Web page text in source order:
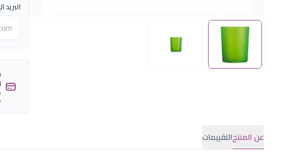
البريد
عن المنتجالتقييمات